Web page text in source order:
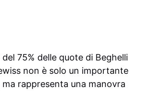
del 75% delle quote di Beghelli
non è solo un importante
rappresenta una manovra